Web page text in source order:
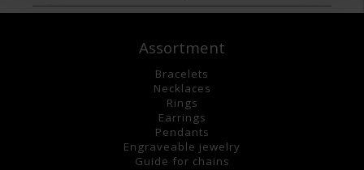
Assortment
Bracelets
Necklaces
Rings
Earrings
Pendants
Engraveable jewelry
Guide for chains